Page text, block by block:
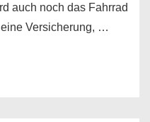
auch noch das Fahrrad
Versicherung, …